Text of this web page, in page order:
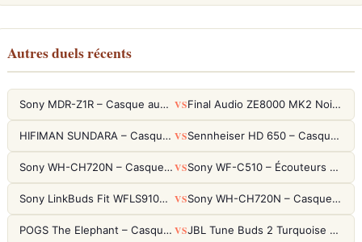
Autres duels récents
Sony MDR-Z1R – Casque audiophile fermé haute résolution VS Final Audio ZE8000 MK2 Noir – Écouteurs True Wireless audiophiles 8K Sound
HIFIMAN SUNDARA – Casque Planar Magnetic Ouvert Over-Ear Audiophile VS Sennheiser HD 650 – Casque audiophile ouvert pour l'écoute analytique
Sony WH-CH720N – Casque ANC 35h, Ultra-léger (192g) avec Processeur V1 VS Sony WF-C510 – Écouteurs True Wireless compacts, autonomie 22h et multipoint
Sony LinkBuds Fit WFLS910NW Blanc – Écouteurs Sport Ailes ANC VS Sony WH-CH720N – Casque ANC 35h, Ultra-léger (192g) avec Processeur V1
POGS The Elephant – Casque Filaire Enfants 85dB POGS-Safe™ (Éco-Responsable) VS JBL Tune Buds 2 Turquoise – Écouteurs True Wireless avec ANC et autonomie 48h